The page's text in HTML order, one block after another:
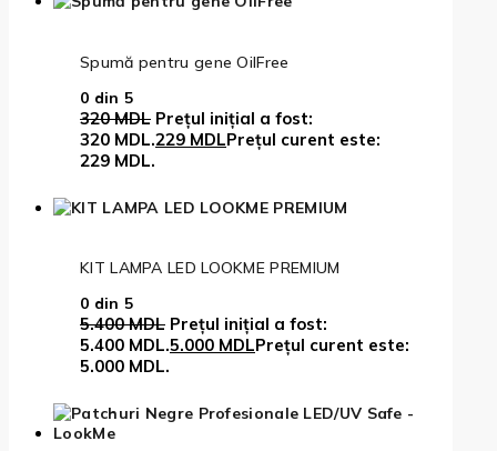
Spumă pentru gene OilFree
0 din 5
320MDL Prețul inițial a fost:
320 MDL.229 MDLPrețul curent este:
229 MDL.
KIT LAMPA LED LOOKME PREMIUM
0 din 5
5.400MDL Prețul inițial a fost:
5.400 MDL.5.000 MDLPrețul curent este:
5.000 MDL.